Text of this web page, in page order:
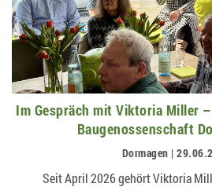
Im Gespräch mit Viktoria Miller
Baugenossenschaft
Dormagen |
Seit April 2026 gehört Viktoria